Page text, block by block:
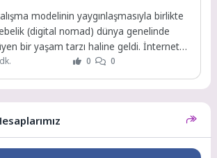
modelinin yaygınlaşmasıyla birlikte
(digital nomad) dünya genelinde
bir yaşam tarzı haline geldi. İnternet
0 0